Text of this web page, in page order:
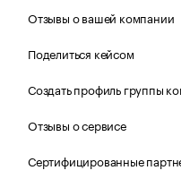
Отзывы о вашей компании
Поделиться кейсом
Создать профиль группы
Отзывы о сервисе
Сертифицированные